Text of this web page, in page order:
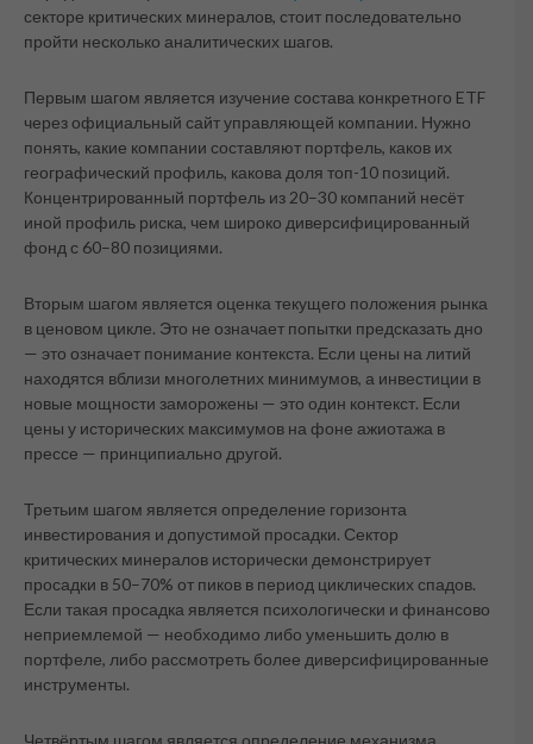
секторе критических минералов, стоит последовательно
пройти несколько аналитических шагов.
Первым шагом является изучение состава конкретного ETF
через официальный сайт управляющей компании. Нужно
понять, какие компании составляют портфель, каков их
географический профиль, какова доля топ-10 позиций.
Концентрированный портфель из 20–30 компаний несёт
иной профиль риска, чем широко диверсифицированный
фонд с 60–80 позициями.
Вторым шагом является оценка текущего положения рынка
в ценовом цикле. Это не означает попытки предсказать дно
— это означает понимание контекста. Если цены на литий
находятся вблизи многолетних минимумов, а инвестиции в
новые мощности заморожены — это один контекст. Если
цены у исторических максимумов на фоне ажиотажа в
прессе — принципиально другой.
Третьим шагом является определение горизонта
инвестирования и допустимой просадки. Сектор
критических минералов исторически демонстрирует
просадки в 50–70% от пиков в период циклических спадов.
Если такая просадка является психологически и финансово
неприемлемой — необходимо либо уменьшить долю в
портфеле, либо рассмотреть более диверсифицированные
инструменты.